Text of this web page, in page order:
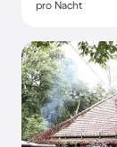
pro Nacht